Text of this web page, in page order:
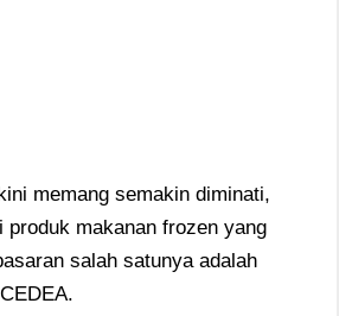
memang semakin diminati,
produk makanan frozen yang
salah satunya adalah